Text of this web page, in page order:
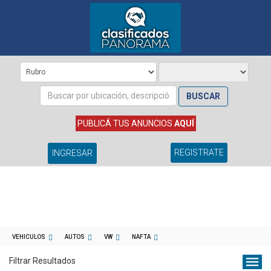
BUSCAR
PUBLICÁ TUS ANUNCIOS AQUÍ
INGRESAR REGISTRATE
VEHICULOS AUTOS VW NAFTA
Filtrar Resultados